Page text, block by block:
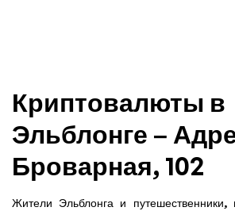
Криптовалюты в
Эльблонге –
Броварная, 102
Жители Эльблонга и